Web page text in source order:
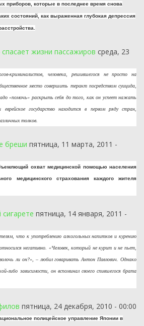
приборов, которые в последнее время снова
состояний, как выраженная глубокая депрессия
жизни пассажиров среда, 23
криминалистов, человека, решившегося не просто на
место совершить теракт посредством суицида,
«помочь» раскрыть себя до того, как он успеет нажать
государство находится в первом ряду стран,
толков.
бреши пятница, 11 марта, 2011 -
охват медицинской помощью населения
медицинского страхования каждого жителя
пятница, 14 января, 2011 -
что к употреблению алкогольных напитков и курению
негативно. «Человек, который не курит и не пьет,
ли он?», – любил говаривать Антон Павлович. Однако
либо зависимости, он вспоминал своего спившегося брата
пятница, 24 декабря, 2010 - 00:00
полицейское управление Японии в